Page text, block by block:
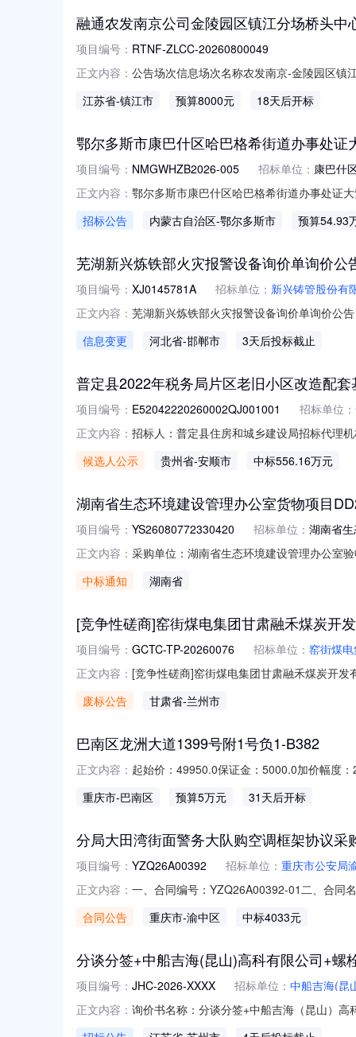
融通农发南京公司金陵园区镇江分场桥头中
项目编号： RTNF-ZLCC-20260800049
正文内容： 公告场次信息场次名称农发南京-金陵园区
RTNF-ZLZCB-20260800064资产包名称融
江苏省-镇江市 预算8000元 18天后开标
鄂尔多斯市康巴什区哈巴格希街道办事处
项目编号： NMGWHZB2026-005 招标单位： 康巴什
正文内容： 鄂尔多斯市康巴什区哈巴格希街道办事处证
供应商前来报名参加。一.项目概述1.名称
招标公告 内蒙古自治区-鄂尔多斯市 预算54.93
芜湖新兴炼铁部火灾报警设备询价单询价公
项目编号： XJ0145781A 招标单位： 新兴铸管股份有
正文内容： 芜湖新兴炼铁部火灾报警设备询价单询价公
方式：13722381036九、询比采购类型：
信息变更 河北省-邯郸市 3天后投标截止
普定县2022年税务局片区老旧小区改造配
项目编号： E52042220260002QJ001001 招标单位：
正文内容： 招标人：普定县住房和城乡建设局招标代理
标。根据评标委员会出具的评标报告，现公
候选人公示 贵州省-安顺市 中标556.16万元
湖南省生态环境建设管理办公室货物项目
项目编号： YS26080772330420 招标单位： 湖南省
正文内容： 采购单位：湖南省生态环境建设管理办公室
中标通知 湖南省
[竞争性磋商]窑街煤电集团甘肃融禾煤炭开
项目编号： GCTC-TP-20260076 招标单位： 窑街煤
正文内容： [竞争性磋商]窑街煤电集团甘肃融禾煤炭开
月24日在甘肃能化数字化采购管理平台发
废标公告 甘肃省-兰州市
巴南区龙洲大道1399号附1号负1-B382
正文内容： 起始价：49950.0保证金：5000.0加价幅度
的，可以不通知。无法通知的，应当在网络
重庆市-巴南区 预算5万元 31天后开标
分局大田湾街面警务大队购空调框架协议采
项目编号： YZQ26A00392 招标单位： 重庆市公安局
正文内容： 一、合同编号：YZQ26A00392-01二、合同
江北区国惠路15号8幢2单元10-4联系方式
合同公告 重庆市-渝中区 中标4033元
分谈分签+中船吉海(昆山)高科有限公司+螺
项目编号： JHC-2026-XXXX 招标单位： 中船吉海(昆
正文内容： 询价书名称：分谈分签+中船吉海（昆山）